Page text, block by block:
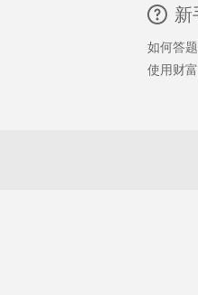
新
如何答题
使用财